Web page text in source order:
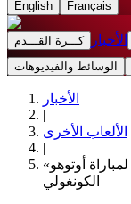
English Français
كـــرة القـــدم الأخبار
الوسائط والفيديوهات
الأخبار
|
الألعاب الأخرى
|
«سيدات يد الأهلي» يستأنف التدريبات استعدادًا لمباراة أوتوهو